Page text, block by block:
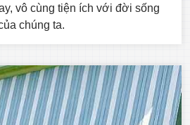
vô cùng tiện ích với đời sống
chúng ta.